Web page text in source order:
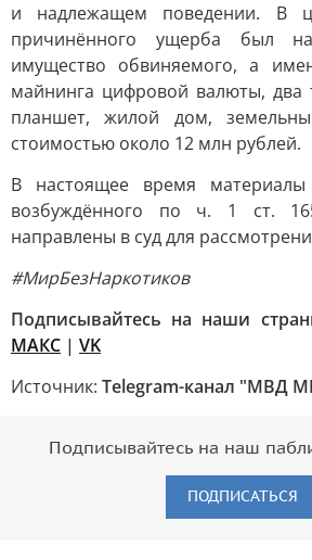
и надлежащем поведении. В
причинённого ущерба был
имущество обвиняемого, а
майнинга цифровой валюты, два
планшет, жилой дом,
стоимостью около 12 млн рублей.
В настоящее время материалы
возбуждённого по ч. 1 ст.
направлены в суд для
#МирБезНаркотиков
Подписывайтесь на наши
МАКС | VK
Источник: Telegram-канал "МВД
Подписывайтесь на наш
ПОДПИСАТЬСЯ